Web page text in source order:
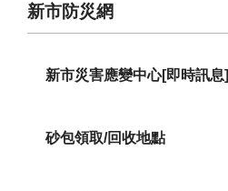
新市防災網
新市災害應變中心[即時訊息]
砂包領取/回收地點